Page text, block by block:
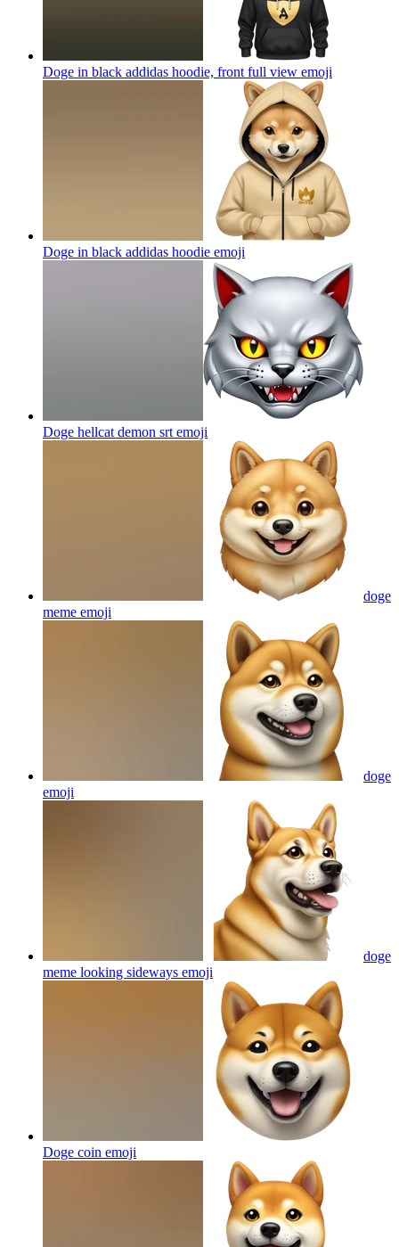
Doge in black addidas hoodie, front full view emoji
Doge in black addidas hoodie emoji
Doge hellcat demon srt emoji
doge
meme emoji
doge
emoji
doge
meme looking sideways emoji
Doge coin emoji